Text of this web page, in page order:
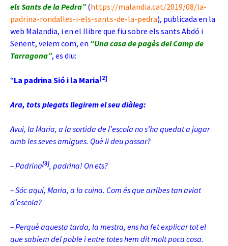
els Sants de la Pedra” (https://malandia.cat/2019/08/la-
padrina-rondalles-i-els-sants-de-la-pedra), publicada en la
web Malandia, i en el llibre que fiu sobre els sants Abdó i
Senent, veiem com, en “Una casa de pagès del Camp de
Tarragona”, es diu:
“La padrina Sió i la Maria[2]
Ara, tots plegats llegirem el seu diàleg:
Avui, la Maria, a la sortida de l’escola no s’ha quedat a jugar
amb les seves amigues. Què li deu passar?
– Padrina[3], padrina! On ets?
– Sóc aquí, Maria, a la cuina. Com és que arribes tan aviat
d’escola?
– Perquè aquesta tarda, la mestra, ens ha fet explicar tot el
que sabíem del poble i entre totes hem dit molt poca cosa.